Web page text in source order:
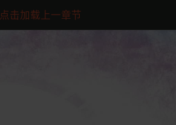
点击加载上一章节